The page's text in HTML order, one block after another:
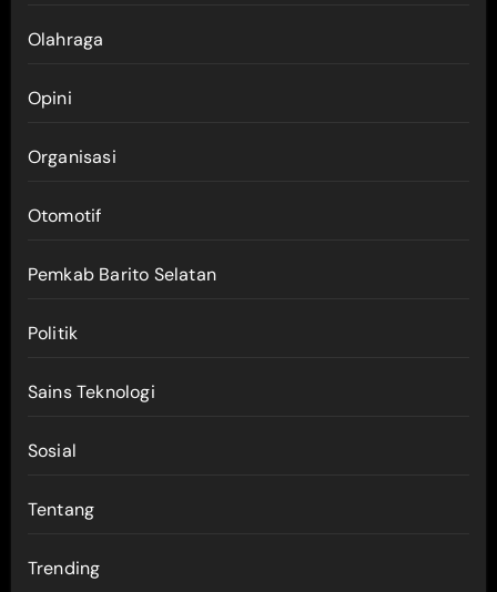
Olahraga
Opini
Organisasi
Otomotif
Pemkab Barito Selatan
Politik
Sains Teknologi
Sosial
Tentang
Trending